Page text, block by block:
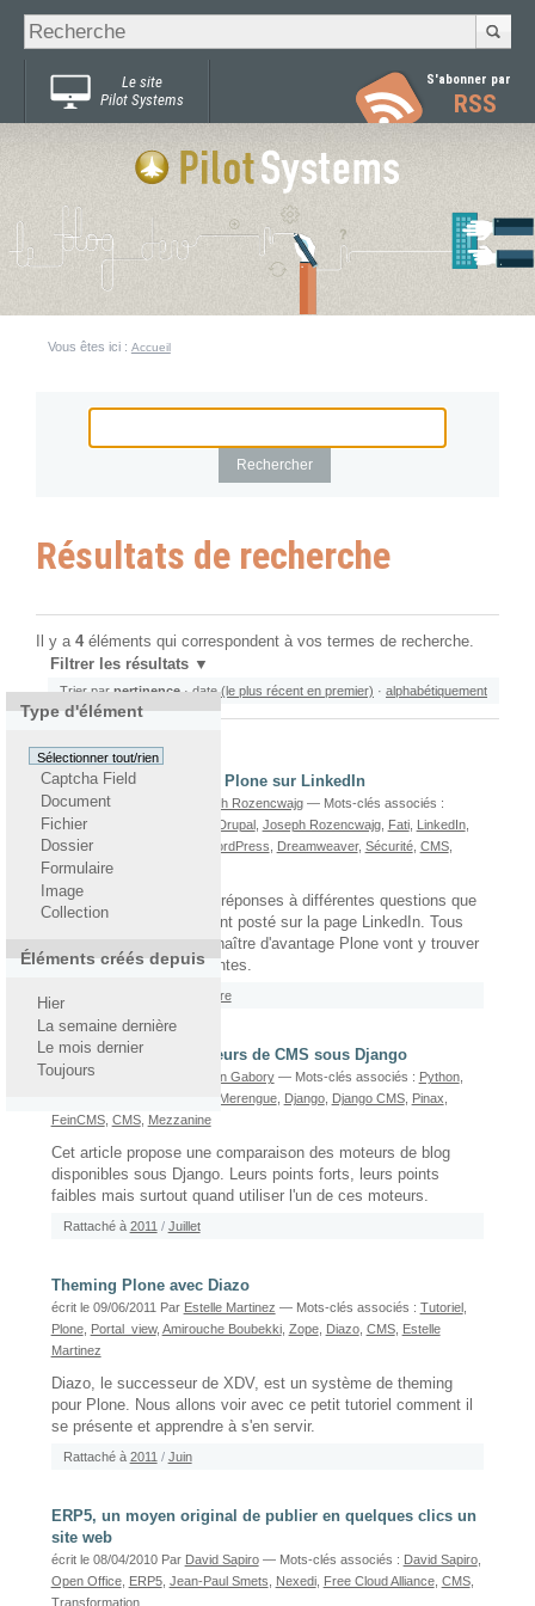
Chercher par
Recherche
avancée…
Le site
Pilot Systems
S'abonner par
RSS
Vous êtes ici : Accueil
Résultats de recherche
Il y a 4éléments qui correspondent à vos termes de recherche.
Filtrer les résultats
Type d'élément
Sélectionner tout/rien
Captcha Field
Document
Fichier
Dossier
Formulaire
Image
Collection
Éléments créés depuis
Hier
La semaine dernière
Le mois dernier
Toujours
Trier par pertinence · date (le plus récent en premier) · alphabétiquement
Questions à propos de Plone sur LinkedIn
écrit le 26/04/2012 Joseph Rozencwajg — Mots-clés associés :
Google Trends
Drupal, Joseph Rozencwajg, Fati, LinkedIn,
Google Analytics
WordPress Dreamweaver, Sécurité, CMS,
Plone,Real Story Group
Cet article regroupe des réponses à différentes questions que
les amateurs de Plone ont posté sur la page LinkedIn. Tous
ceux qui souhaitent connaître d'avantage Plone vont y trouver
des informations pertinentes.
Septembre
Comparaison des moteurs de CMS sous Django
écrit le 18/07/2011 Yohann Gabory — Mots-clés associés : Python,
Merengue, Django, Django CMS, Pinax
FeinCMS, CMS, Mezzanine
Cet article propose une comparaison des moteurs de blog
disponibles sous Django. Leurs points forts, leurs points
faibles mais surtout quand utiliser l'un de ces moteurs.
Rattaché à 2011 / Juillet
Theming Plone avec Diazo
écrit le 09/06/2011 Par Estelle Martinez — Mots-clés associés : Tutoriel,
Plone, Portal_view, Amirouche Boubekki, Zope, Diazo, CMS, Estelle
Martinez
Diazo, le successeur de XDV, est un système de theming
pour Plone. Nous allons voir avec ce petit tutoriel comment il
se présente et apprendre à s'en servir.
Rattaché à 2011 / Juin
ERP5, un moyen original de publier en quelques clics un
site web
écrit le 08/04/2010 Par David Sapiro — Mots-clés associés : David Sapiro,
Open Office, ERP5, Jean-Paul Smets Nexedi, Free Cloud Alliance, CMS,
Transformation